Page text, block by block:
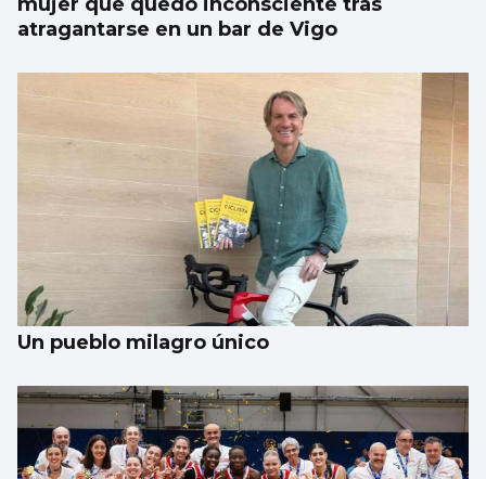
atragantarse en un bar de Vigo
Un pueblo milagro único